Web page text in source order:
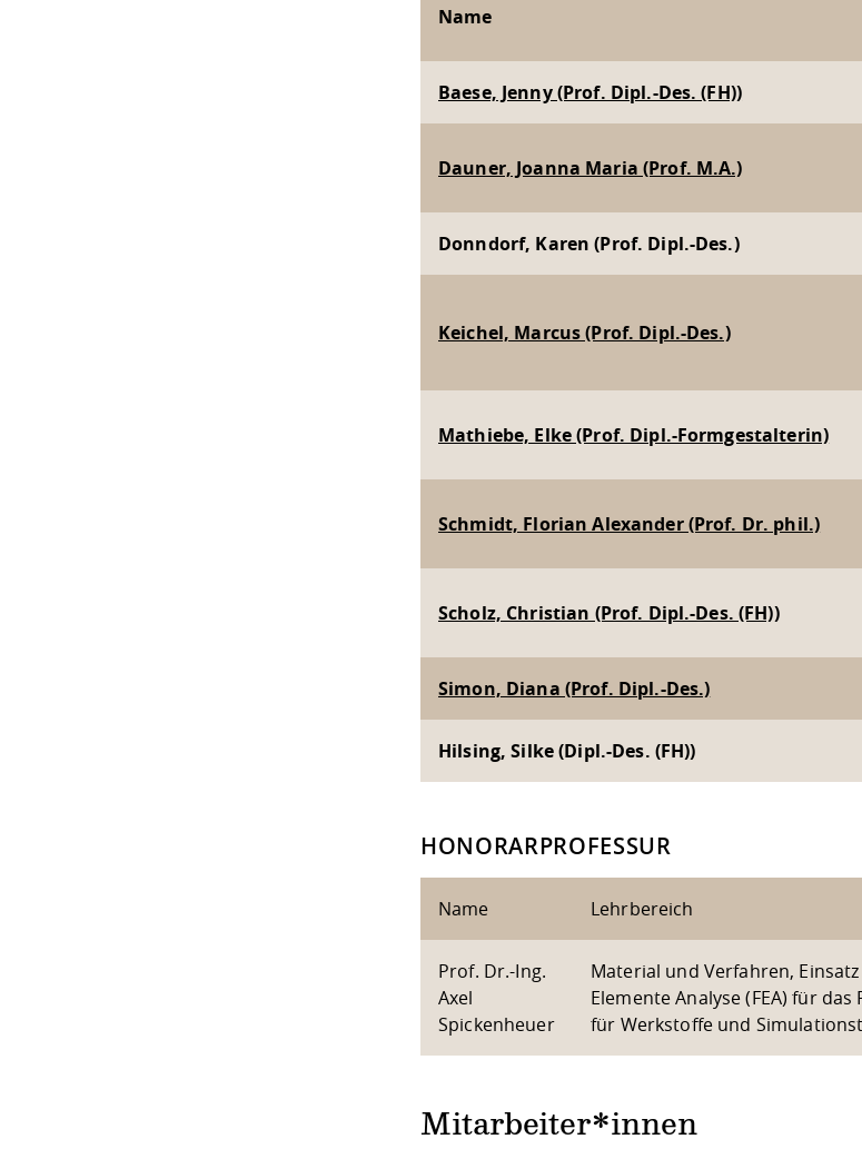
Name
Baese, Jenny (Prof. Dipl.-Des. (FH))
Dauner, Joanna Maria (Prof. M.A.)
Donndorf, Karen (Prof. Dipl.-Des.)
Keichel, Marcus (Prof. Dipl.-Des.)
Mathiebe, Elke (Prof. Dipl.-Formgestalterin)
Schmidt, Florian Alexander (Prof. Dr. phil.)
Scholz, Christian (Prof. Dipl.-Des. (FH))
Simon, Diana (Prof. Dipl.-Des.)
Hilsing, Silke (Dipl.-Des. (FH))
HONORARPROFESSUR
Name Lehrbereich
Prof. Dr.-Ing.
Axel
Spickenheuer
Material und Verfahren,
Elemente Analyse (FEA) für
für Werkstoffe und
Mitarbeiter*innen